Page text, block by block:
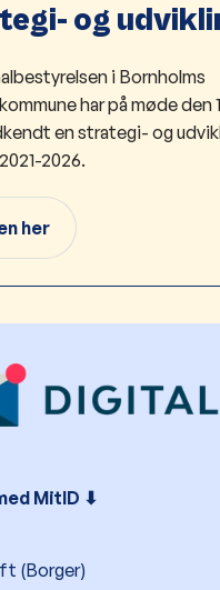
og
i Bornholms
har på møde den
en strategi- og
2026.
her
MitID ⬇︎
(Borger)